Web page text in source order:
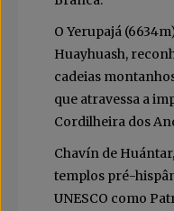
O Yerupajá
Huayhuash,
cadeias
que atravessa a
Cordilheira dos
Chavín de
templos pré-
UNESCO como